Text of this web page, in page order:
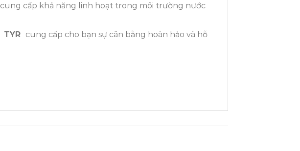
cung cấp khả năng linh hoạt trong môi trường nước
TYR cung cấp cho bạn sự cân bằng hoàn hảo và hỗ